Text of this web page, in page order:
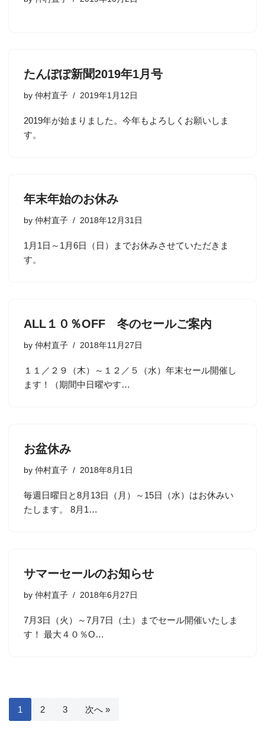
たんぽぽ新聞2019年1月号
by 仲村直子 2019年1月12日
2019年が始まりました。今年もよろしくお願いしま
す。
年末年始のお休み
by 仲村直子 2018年12月31日
1月1日～1月6日（日）までお休みさせていただきま
す。
ALL１０％OFF 冬のセールご案内
by 仲村直子 2018年11月27日
１１／２９（木）～１２／５（水）年末セール開催し
ます！（期間中日曜やす…
お盆休み
by 仲村直子 2018年8月1日
毎週日曜日と8月13日（月）～15日（水）はお休みい
たします。 8月1…
サマーセールのお知らせ
by 仲村直子 2018年6月27日
7月3日（火）～7月7日（土）までセール開催いたしま
す！ 最大４０％O…
1 2 3 次へ »